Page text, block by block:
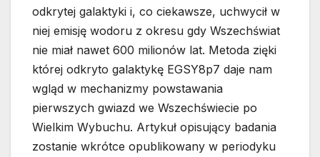
odkrytej galaktyki i, co ciekawsze, uchwycił w
niej emisję wodoru z okresu gdy Wszechświat
nie miał nawet 600 milionów lat. Metoda zięki
której odkryto galaktykę EGSY8p7 daje nam
wgląd w mechanizmy powstawania
pierwszych gwiazd we Wszechświecie po
Wielkim Wybuchu. Artykuł opisujący badania
zostanie wkrótce opublikowany w periodyku